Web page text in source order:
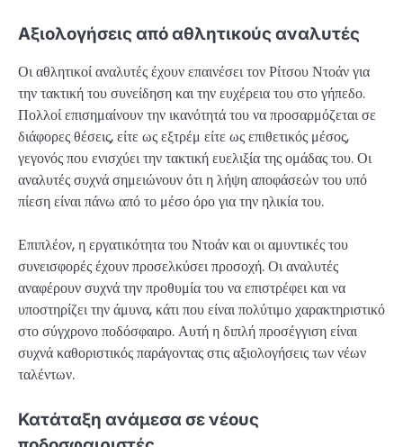
Αξιολογήσεις από αθλητικούς αναλυτές
Οι αθλητικοί αναλυτές έχουν επαινέσει τον Ρίτσου Ντοάν για
την τακτική του συνείδηση και την ευχέρεια του στο γήπεδο.
Πολλοί επισημαίνουν την ικανότητά του να προσαρμόζεται σε
διάφορες θέσεις, είτε ως εξτρέμ είτε ως επιθετικός μέσος,
γεγονός που ενισχύει την τακτική ευελιξία της ομάδας του. Οι
αναλυτές συχνά σημειώνουν ότι η λήψη αποφάσεών του υπό
πίεση είναι πάνω από το μέσο όρο για την ηλικία του.
Επιπλέον, η εργατικότητα του Ντοάν και οι αμυντικές του
συνεισφορές έχουν προσελκύσει προσοχή. Οι αναλυτές
αναφέρουν συχνά την προθυμία του να επιστρέφει και να
υποστηρίζει την άμυνα, κάτι που είναι πολύτιμο χαρακτηριστικό
στο σύγχρονο ποδόσφαιρο. Αυτή η διπλή προσέγγιση είναι
συχνά καθοριστικός παράγοντας στις αξιολογήσεις των νέων
ταλέντων.
Κατάταξη ανάμεσα σε νέους